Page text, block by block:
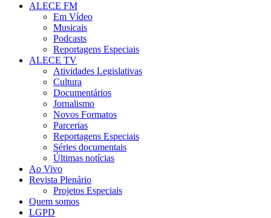
ALECE FM
Em Vídeo
Musicais
Podcasts
Reportagens Especiais
ALECE TV
Atividades Legislativas
Cultura
Documentários
Jornalismo
Novos Formatos
Parcerias
Reportagens Especiais
Séries documentais
Últimas notícias
Ao Vivo
Revista Plenário
Projetos Especiais
Quem somos
LGPD